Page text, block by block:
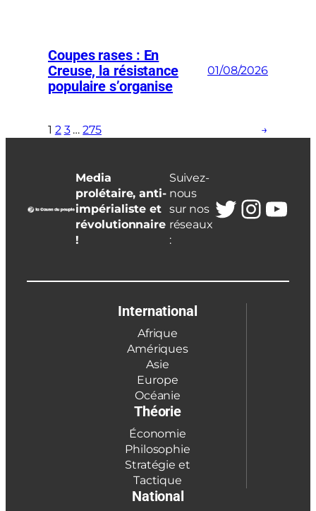
Coupes rases : En
Creuse, la résistance
populaire s’organise
01/08/2026
1 2 3 … 275 →
Media
prolétaire, anti-
impérialiste et
révolutionnaire
!
Suivez-
nous
sur nos
réseaux
:
Twitter
International
Afrique
Amériques
Asie
Europe
Océanie
Théorie
Économie
Philosophie
Stratégie et
Tactique
National